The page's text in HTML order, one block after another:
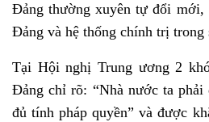
Đảng thường xuyên tự đổi mới,
Đảng và hệ thống chính trị trong
Tại Hội nghị Trung ương 2
Đảng chỉ rõ: “Nhà nước ta
đủ tính pháp quyền” và được